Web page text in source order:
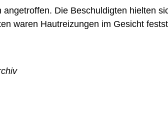
angetroffen. Die Beschuldigten hielten
waren Hautreizungen im Gesicht